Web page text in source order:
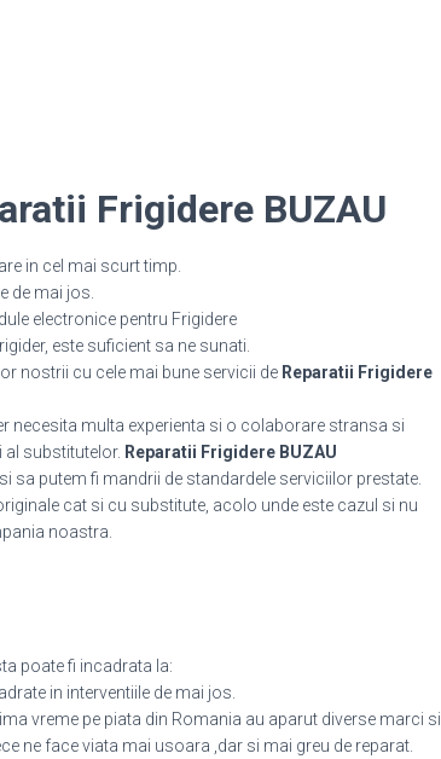
Frigidere BUZAU
in cel mai scurt timp.
de mai jos.
electronice pentru Frigidere
este suficient sa ne sunati.
nostrii cu cele mai bune servicii de Reparatii Frigidere
necesita multa experienta si o colaborare stransa si
substitutelor. Reparatii Frigidere BUZAU
sa putem fi mandrii de standardele serviciilor prestate.
cat si cu substitute, acolo unde este cazul si nu
noastra.
poate fi incadrata la:
in interventiile de mai jos.
vreme pe piata din Romania au aparut diverse marci si
ne face viata mai usoara ,dar si mai greu de reparat.